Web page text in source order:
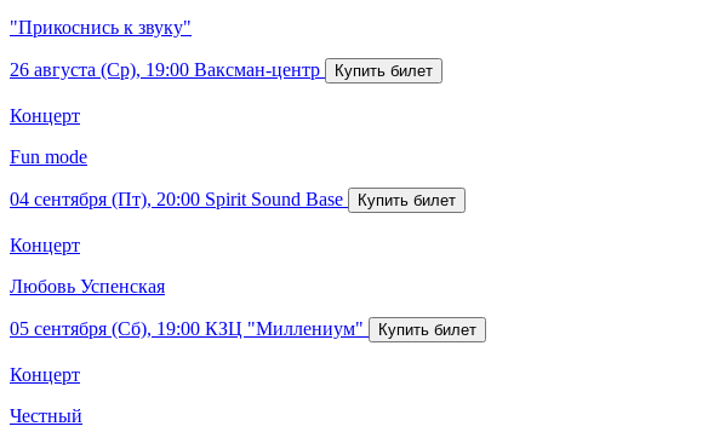
"Прикоснись к звуку"
26 августа (Ср), 19:00 Ваксман-центр
Концерт
Fun mode
04 сентября (Пт), 20:00 Spirit Sound Base
Концерт
Любовь Успенская
05 сентября (Сб), 19:00 КЗЦ "Миллениум"
Концерт
Честный